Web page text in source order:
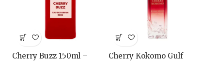
Cherry Buzz 150ml –
Cherry Kokomo Gulf